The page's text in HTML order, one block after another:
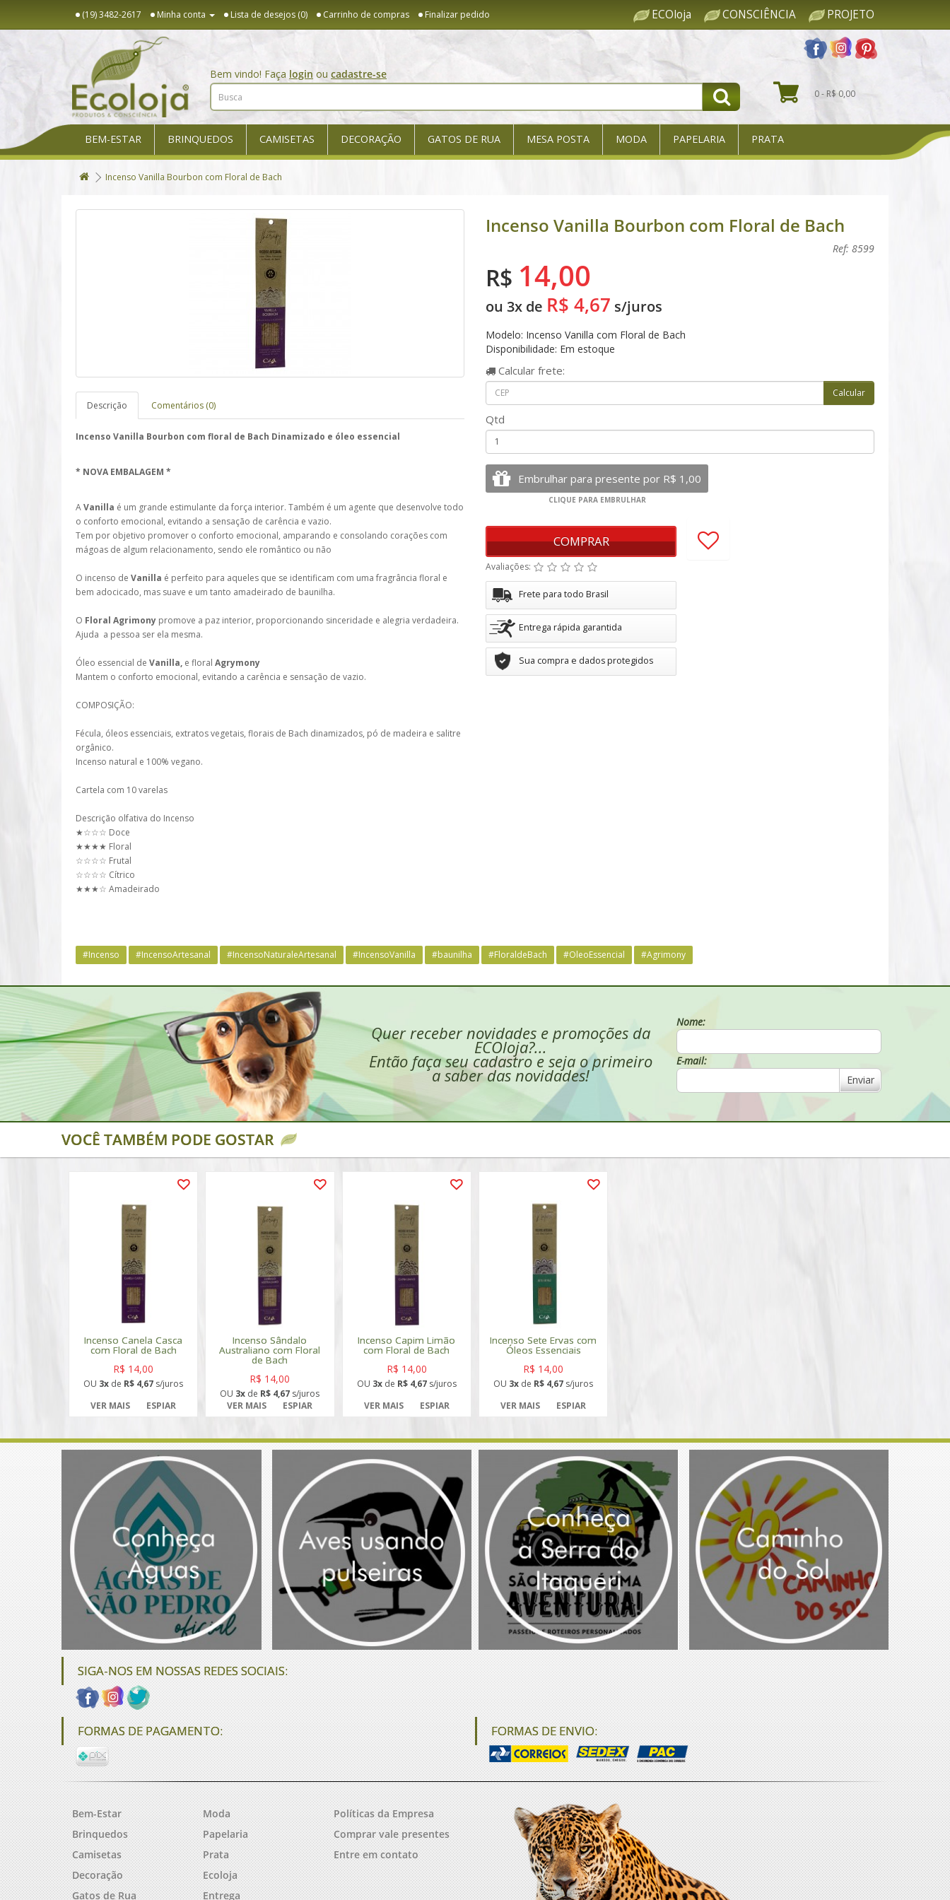
(19) 3482-2617 Minha conta Lista de desejos (0) Carrinho de compras Finalizar pedido ECOloja CONSCIÊNCIA PROJETO
Bem vindo! Faça login ou cadastre-se
0 - R$ 0,00
BEM-ESTAR BRINQUEDOS CAMISETAS DECORAÇÃO GATOS DE RUA MESA POSTA MODA PAPELARIA PRATA
Incenso Vanilla Bourbon com Floral de Bach
Descrição Comentários (0)
Incenso Vanilla Bourbon com floral de Bach Dinamizado e óleo essencial
* NOVA EMBALAGEM *
AVanilla é um grande estimulante da força interior. Também é um agente que desenvolve todo
o conforto emocional, evitando a sensação de carência e vazio.
Tem por objetivo promover o conforto emocional, amparando e consolando corações com
mágoas de algum relacionamento, sendo ele romântico ou não
O incenso de Vanilla é perfeito para aqueles que se identificam com uma fragrância floral e
bem adocicado, mas suave e um tanto amadeirado de baunilha.
O Floral Agrimony promove a paz interior, proporcionando sinceridade e alegria verdadeira.
Ajuda a pessoa ser ela mesma.
Óleo essencial de Vanilla, e floral Agrymony
Mantem o conforto emocional, evitando a carência e sensação de vazio.
COMPOSIÇÃO:
Fécula, óleos essenciais, extratos vegetais, florais de Bach dinamizados, pó de madeira e salitre
orgânico.
Incenso natural e 100% vegano.
Cartela com 10 varelas
Descrição olfativa do Incenso
★☆☆☆ Doce
★★★★ Floral
☆☆☆☆ Frutal
☆☆☆☆ Cítrico
★★★☆ Amadeirado
Incenso Vanilla Bourbon com Floral de Bach
Ref: 8599
R$ 14,00
ou 3x de R$ 4,67 s/juros
Modelo: Incenso Vanilla com Floral de Bach
Disponibilidade: Em estoque
Calcular frete:
Qtd
COMPRAR
Avaliações:
Frete para todo Brasil
Entrega rápida garantida
Sua compra e dados protegidos
#Incenso #IncensoArtesanal #IncensoNaturaleArtesanal #IncensoVanilla #baunilha #FloraldeBach #OleoEssencial #Agrimony
Quer receber novidades e promoções da
ECOloja?...
Então faça seu cadastro e seja o primeiro
a saber das novidades!
Nome:
E-mail:
Enviar
VOCÊ TAMBÉM PODE GOSTAR
Incenso Canela Casca
com Floral de Bach
R$ 14,00
OU 3x de R$ 4,67 s/juros
VER MAIS
ESPIAR
Incenso Sândalo
Australiano com Floral
de Bach
R$ 14,00
OU 3x de R$ 4,67 s/juros
VER MAIS
ESPIAR
Incenso Capim Limão
com Floral de Bach
R$ 14,00
OU 3xde R$ 4,67s/juros
VER MAIS
ESPIAR
Incenso Sete Ervas com
Óleos Essenciais
R$ 14,00
OU 3x de R$ 4,67 s/juros
VER MAIS
ESPIAR
SIGA-NOS EM NOSSAS REDES SOCIAIS:
FORMAS DE PAGAMENTO: FORMAS DE ENVIO:
Bem-Estar
Brinquedos
Camisetas
Decoração
Gatos de Rua
Moda
Papelaria
Prata
Ecoloja
Entrega
Políticas da Empresa
Comprar vale presentes
Entre em contato